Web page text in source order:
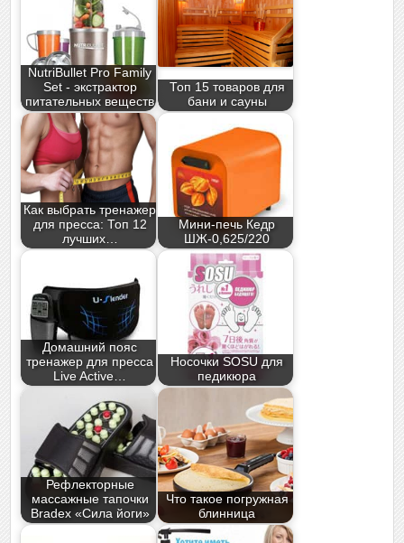
NutriBullet Pro Family
Set - экстрактор
питательных веществ
Топ 15 товаров для
бани и сауны
Как выбрать тренажер
для пресса: Топ 12
лучших…
Мини-печь Кедр
ШЖ-0,625/220
Домашний пояс
тренажер для пресса
Live Active…
Носочки SOSU для
педикюра
Рефлекторные
массажные тапочки
Bradex «Сила йоги»
Что такое погружная
блинница